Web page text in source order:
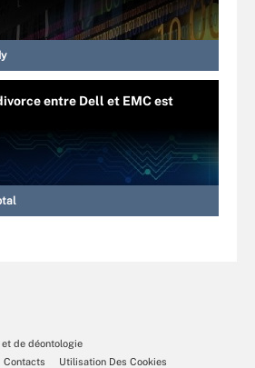
entre Dell et EMC est
et de déontologie
Contacts
Utilisation Des Cookies